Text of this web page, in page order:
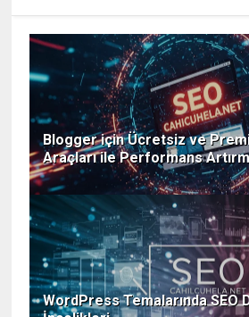
Blogger için Ücretsiz ve
Araçları ile Performans
WordPress Temalarında SEO